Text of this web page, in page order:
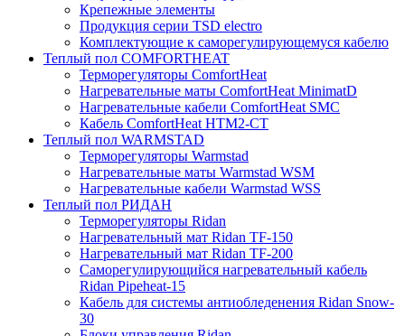
Крепежные элементы
Продукция серии TSD electro
Комплектующие к саморегулирующемуся кабелю
Теплый пол COMFORTHEAT
Терморегуляторы ComfortHeat
Нагревательные маты ComfortHeat MinimatD
Нагревательные кабели ComfortHeat SMC
Кабель ComfortHeat HTM2-CT
Теплый пол WARMSTAD
Терморегуляторы Warmstad
Нагревательные маты Warmstad WSM
Нагревательные кабели Warmstad WSS
Теплый пол РИДАН
Терморегуляторы Ridan
Нагревательный мат Ridan TF-150
Нагревательный мат Ridan TF-200
Саморегулирующийся нагревательный кабель
Ridan Pipeheat-15
Кабель для системы антиобледенения Ridan Snow-
30